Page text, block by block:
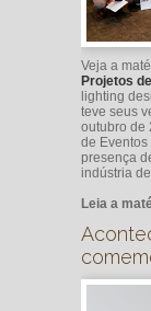
Veja a
Projetos
lighting
teve seus
outubro de
de
presença
indústria
Leia a